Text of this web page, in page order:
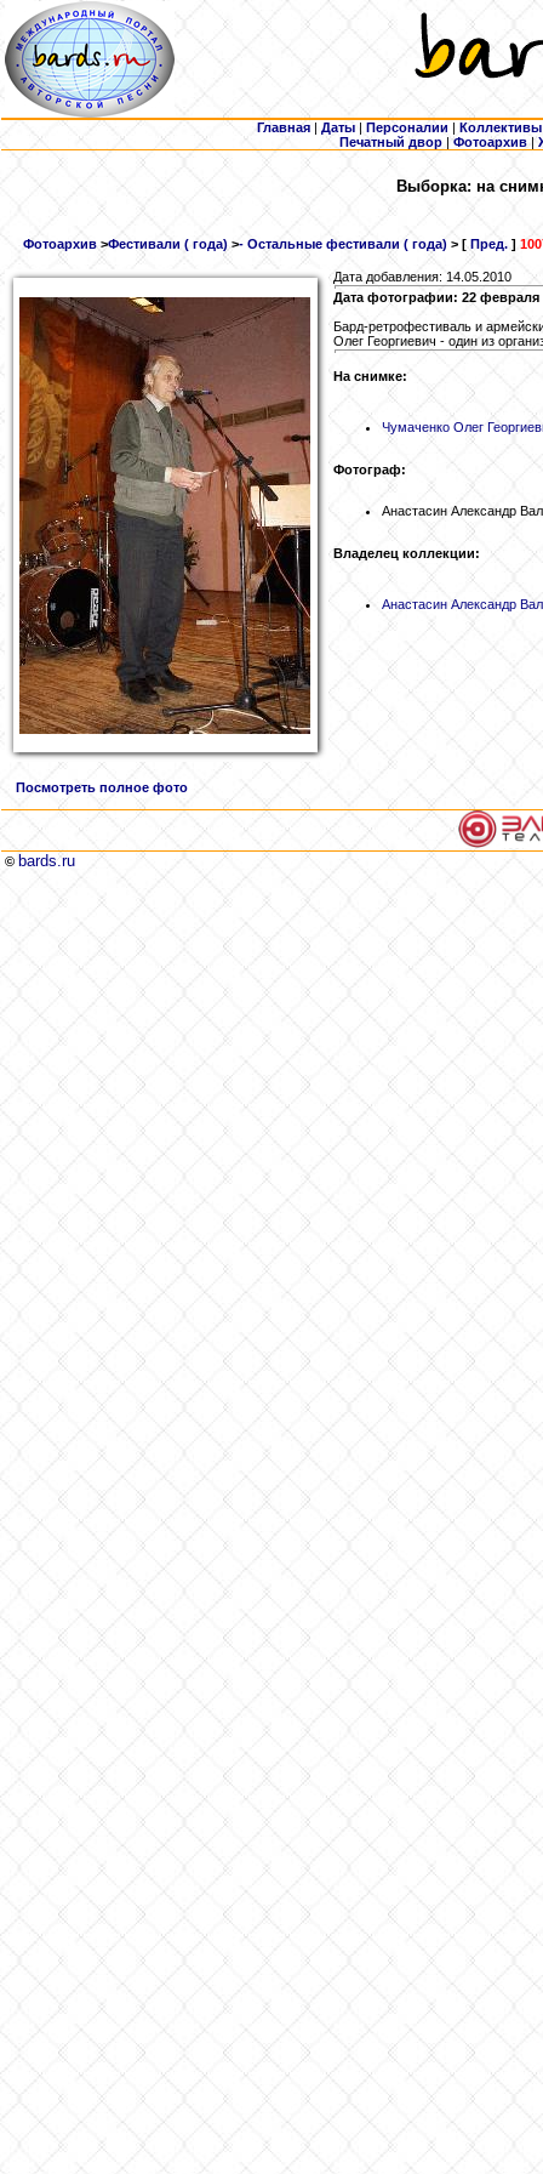
Главная | Даты | Персоналии | Коллективы
Печатный двор |Фотоархив |
Выборка: на
Фотоархив >Фестивали ( года) >- Остальные фестивали ( года) > [ Пред. ]
Дата добавления: 14.05.2010
Дата фотографии: 22 февраля
Бард-ретрофестиваль и
Олег Георгиевич - один из
На снимке:
Чумаченко Олег
Фотограф:
Анастасин Александр
Владелец коллекции:
Анастасин Александр
Посмотреть полное фото
© bards.ru